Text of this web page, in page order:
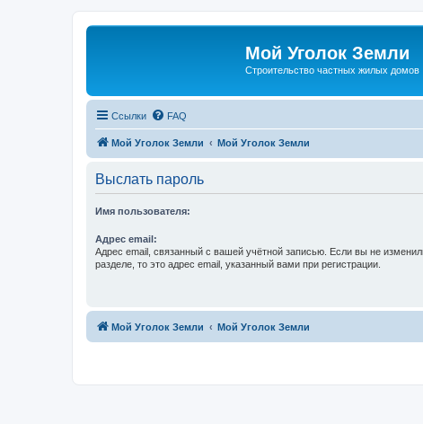
Мой Уголок Земли
Cтроительство частных жилых домов
Ссылки FAQ
Мой Уголок Земли Мой Уголок Земли
Выслать пароль
Имя пользователя:
Адрес email:
Адрес email, связанный с вашей учётной записью. Если вы не
разделе, то это адрес email, указанный вами при регистрации.
Мой Уголок Земли Мой Уголок Земли